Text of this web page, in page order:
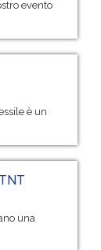
evento
è un
una